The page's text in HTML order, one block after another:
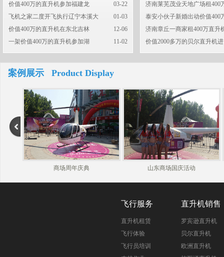
03-22
价值400万的直升机参加福建龙
01-03
飞机之家二度开飞执行辽宁本溪大
12-06
价值400万的直升机在东北吉林
11-02
一架价值400万的直升机参加湖
济南莱芜茂业天地广场租400
泰安小伙子新婚出动价值400
济南章丘一商家租400万直升
价值2000多万的贝尔直升机进
案例展示 Product Display
商场周年庆典 山东商场国庆活动
飞行服务
直升机租赁
飞行体验
飞行员培训
直升机销售
罗宾逊直升机
贝尔直升机
欧洲直升机